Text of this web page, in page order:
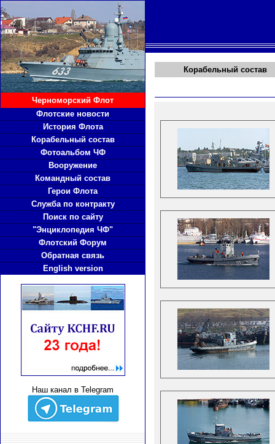
Черноморский Флот
Флотские новости
История Флота
Корабельный состав
Фотоальбом ЧФ
Вооружение
Командный состав
Герои Флота
Служба по контракту
Поиск по сайту
"Энциклопедия ЧФ"
Флотский Форум
Обратная связь
English version
Наш канал в Telegram
Корабельный состав